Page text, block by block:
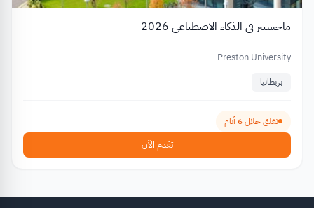
ماجستير في الذكاء الاصطناعي 2026
Preston University
بريطانيا
تغلق خلال 6 أيام
تقدم الآن